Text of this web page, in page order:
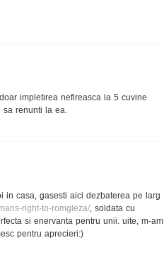
impletirea nefireasca la 5 cuvine
renunti la ea.
in casa, gasesti aici dezbaterea pe larg
right-to-romgleza/ , soldata cu
si enervanta pentru unii. uite, m-am
pentru aprecieri:)